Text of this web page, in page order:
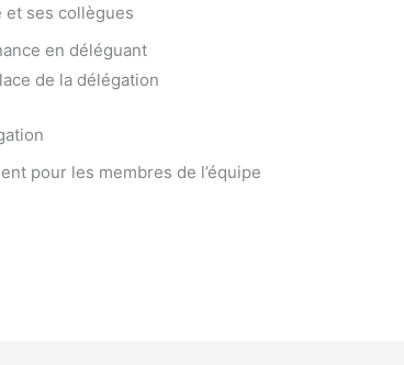
et ses collègues
en déléguant
de la délégation
pour les membres de l’équipe